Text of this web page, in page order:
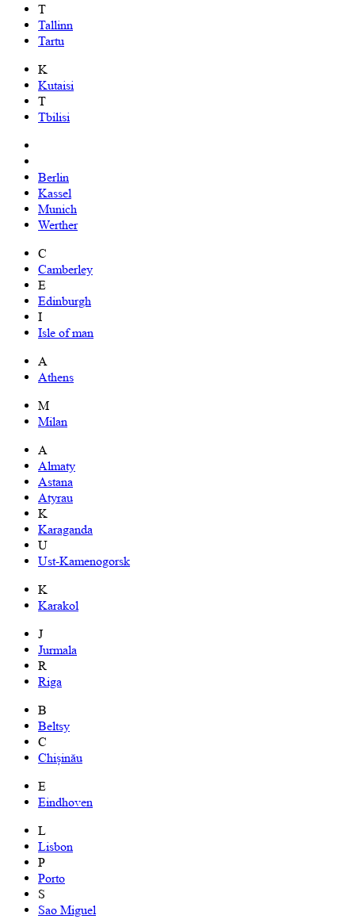
T
Tallinn
Tartu
K
Kutaisi
T
Tbilisi
Berlin
Kassel
Munich
Werther
C
Camberley
E
Edinburgh
I
Isle of man
A
Athens
M
Milan
A
Almaty
Astana
Atyrau
K
Karaganda
U
Ust-Kamenogorsk
K
Karakol
J
Jurmala
R
Riga
B
Beltsy
C
Chișinău
E
Eindhoven
L
Lisbon
P
Porto
S
Sao Miguel